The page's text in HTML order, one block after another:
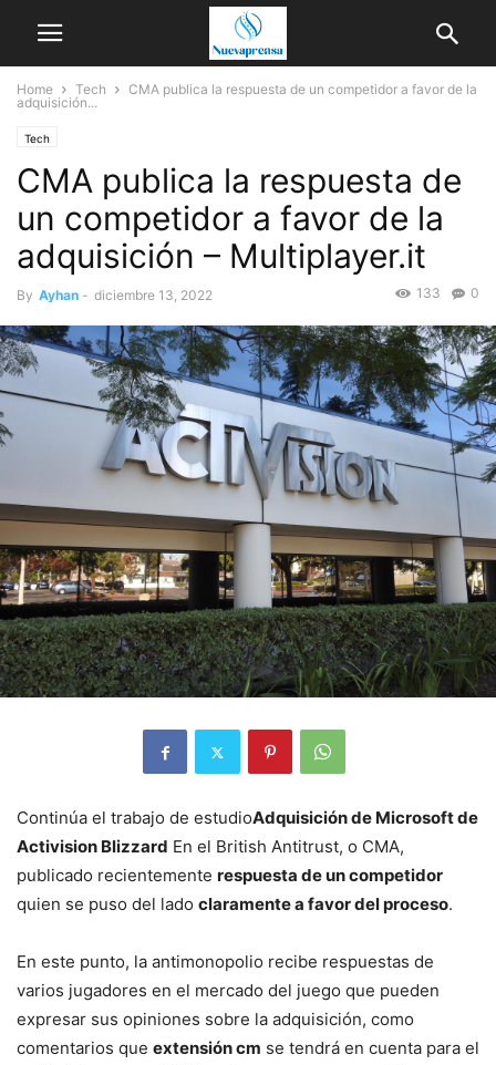
Home Tech
CMA publica la respuesta de un competidor a favor de la
adquisición...
Tech
CMA publica la respuesta de
un competidor a favor de la
adquisición – Multiplayer.it
By Ayhan - diciembre 13, 2022 0
133
Continúa el trabajo de estudioAdquisición de Microsoft de
Activision Blizzard En el British Antitrust, o CMA,
publicado recientemente respuesta de un competidor
quien se puso del lado claramente a favor del proceso.
En este punto, la antimonopolio recibe respuestas de
varios jugadores en el mercado del juego que pueden
expresar sus opiniones sobre la adquisición, como
comentarios que extensión cm se tendrá en cuenta para el